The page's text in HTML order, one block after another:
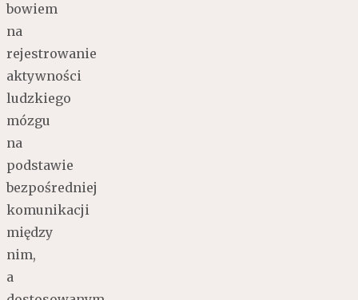
bowiem
na
rejestrowanie
aktywności
ludzkiego
mózgu
na
podstawie
bezpośredniej
komunikacji
między
nim,
a